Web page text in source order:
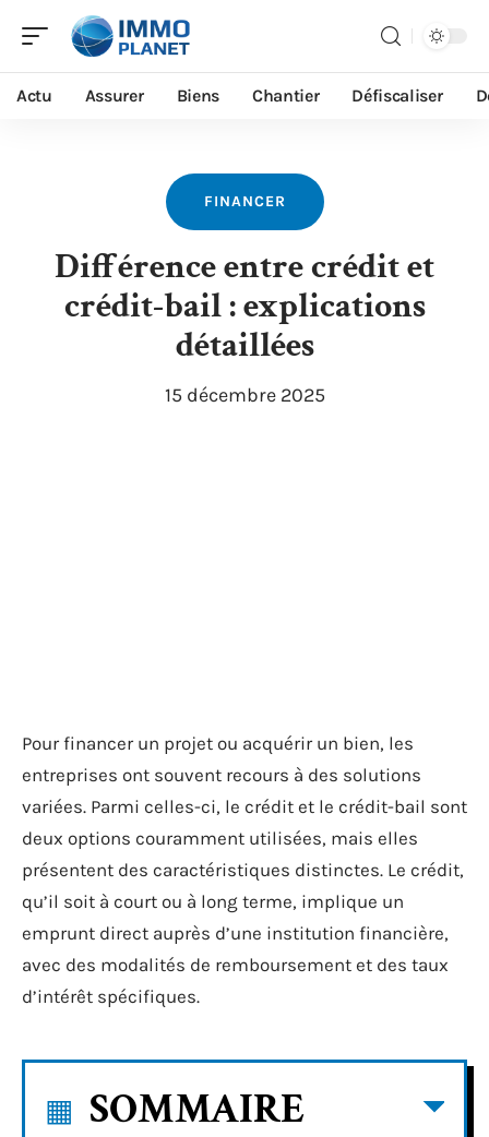
Actu Assurer Biens Chantier Défiscaliser
FINANCER
Différence entre crédit et
crédit-bail : explications
détaillées
15 décembre 2025
Pour financer un projet ou acquérir un bien, les
entreprises ont souvent recours à des solutions
variées. Parmi celles-ci, le crédit et le crédit-bail sont
deux options couramment utilisées, mais elles
présentent des caractéristiques distinctes. Le crédit,
qu’il soit à court ou à long terme, implique un
emprunt direct auprès d’une institution financière,
avec des modalités de remboursement et des taux
d’intérêt spécifiques.
SOMMAIRE